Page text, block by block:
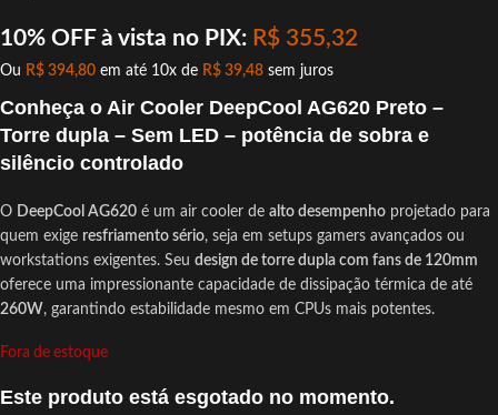
10% OFF à vista no PIX: R$ 355,32
Ou R$ 394,80 em até 10x de R$ 39,48 sem juros
Conheça o Air Cooler DeepCool AG620 Preto –
Torre dupla – Sem LED – potência de sobra e
silêncio controlado
O DeepCool AG620 é um air cooler de alto desempenho projetado para
quem exige resfriamento sério, seja em setups gamers avançados ou
workstations exigentes. Seu design de torre dupla com fans de 120mm
oferece uma impressionante capacidade de dissipação térmica de até
260W, garantindo estabilidade mesmo em CPUs mais potentes.
Fora de estoque
Este produto está esgotado no momento.